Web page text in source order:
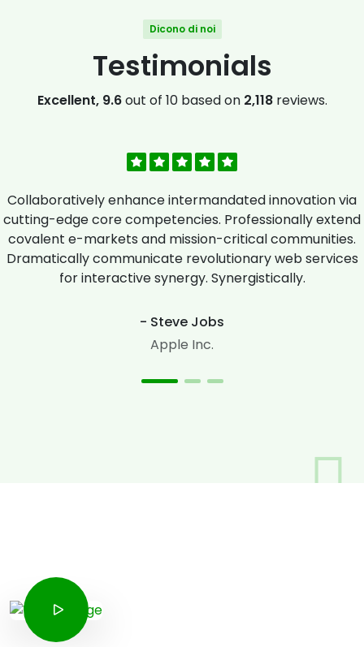
Dicono di noi
Testimonials
Excellent, 9.6out of 10 based on 2,118reviews.
Collaboratively enhance intermandated innovation via
cutting-edge core competencies. Professionally extend
covalent e-markets and mission-critical communities.
Dramatically communicate revolutionary web services
for interactive synergy. Synergistically.
- Steve Jobs
Apple Inc.